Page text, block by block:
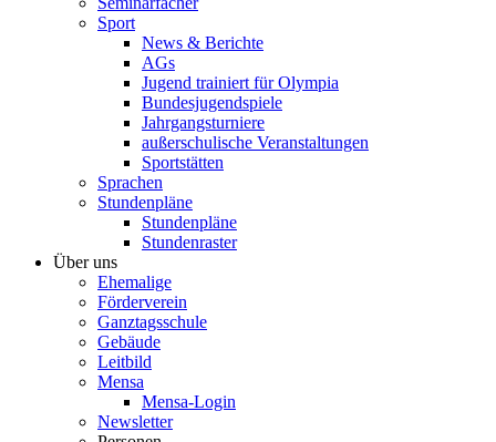
Sport
News & Berichte
AGs
Jugend trainiert für Olympia
Bundesjugendspiele
Jahrgangsturniere
außerschulische Veranstaltungen
Sportstätten
Sprachen
Stundenpläne
Stundenpläne
Stundenraster
Über uns
Ehemalige
Förderverein
Ganztagsschule
Gebäude
Leitbild
Mensa
Mensa-Login
Newsletter